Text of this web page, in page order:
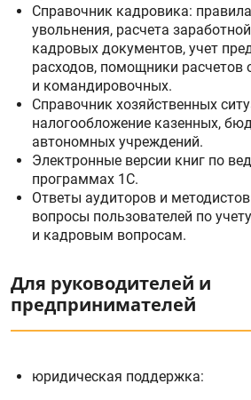
Справочник кадровика:
увольнения, расчета
кадровых документов, учет
расходов, помощники расчетов
и командировочных.
Справочник хозяйственных
налогообложение казенных,
автономных учреждений.
Электронные версии книг по
программах 1С.
Ответы аудиторов и
вопросы пользователей по
и кадровым вопросам.
Для руководителей и
предпринимателей
юридическая поддержка: